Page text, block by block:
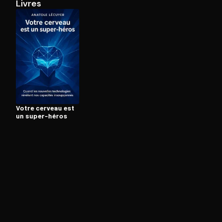
Ouvre l'app Appareil photo, pointe sur le code. C'est
Livres
Votre cerveau est
un super-héros